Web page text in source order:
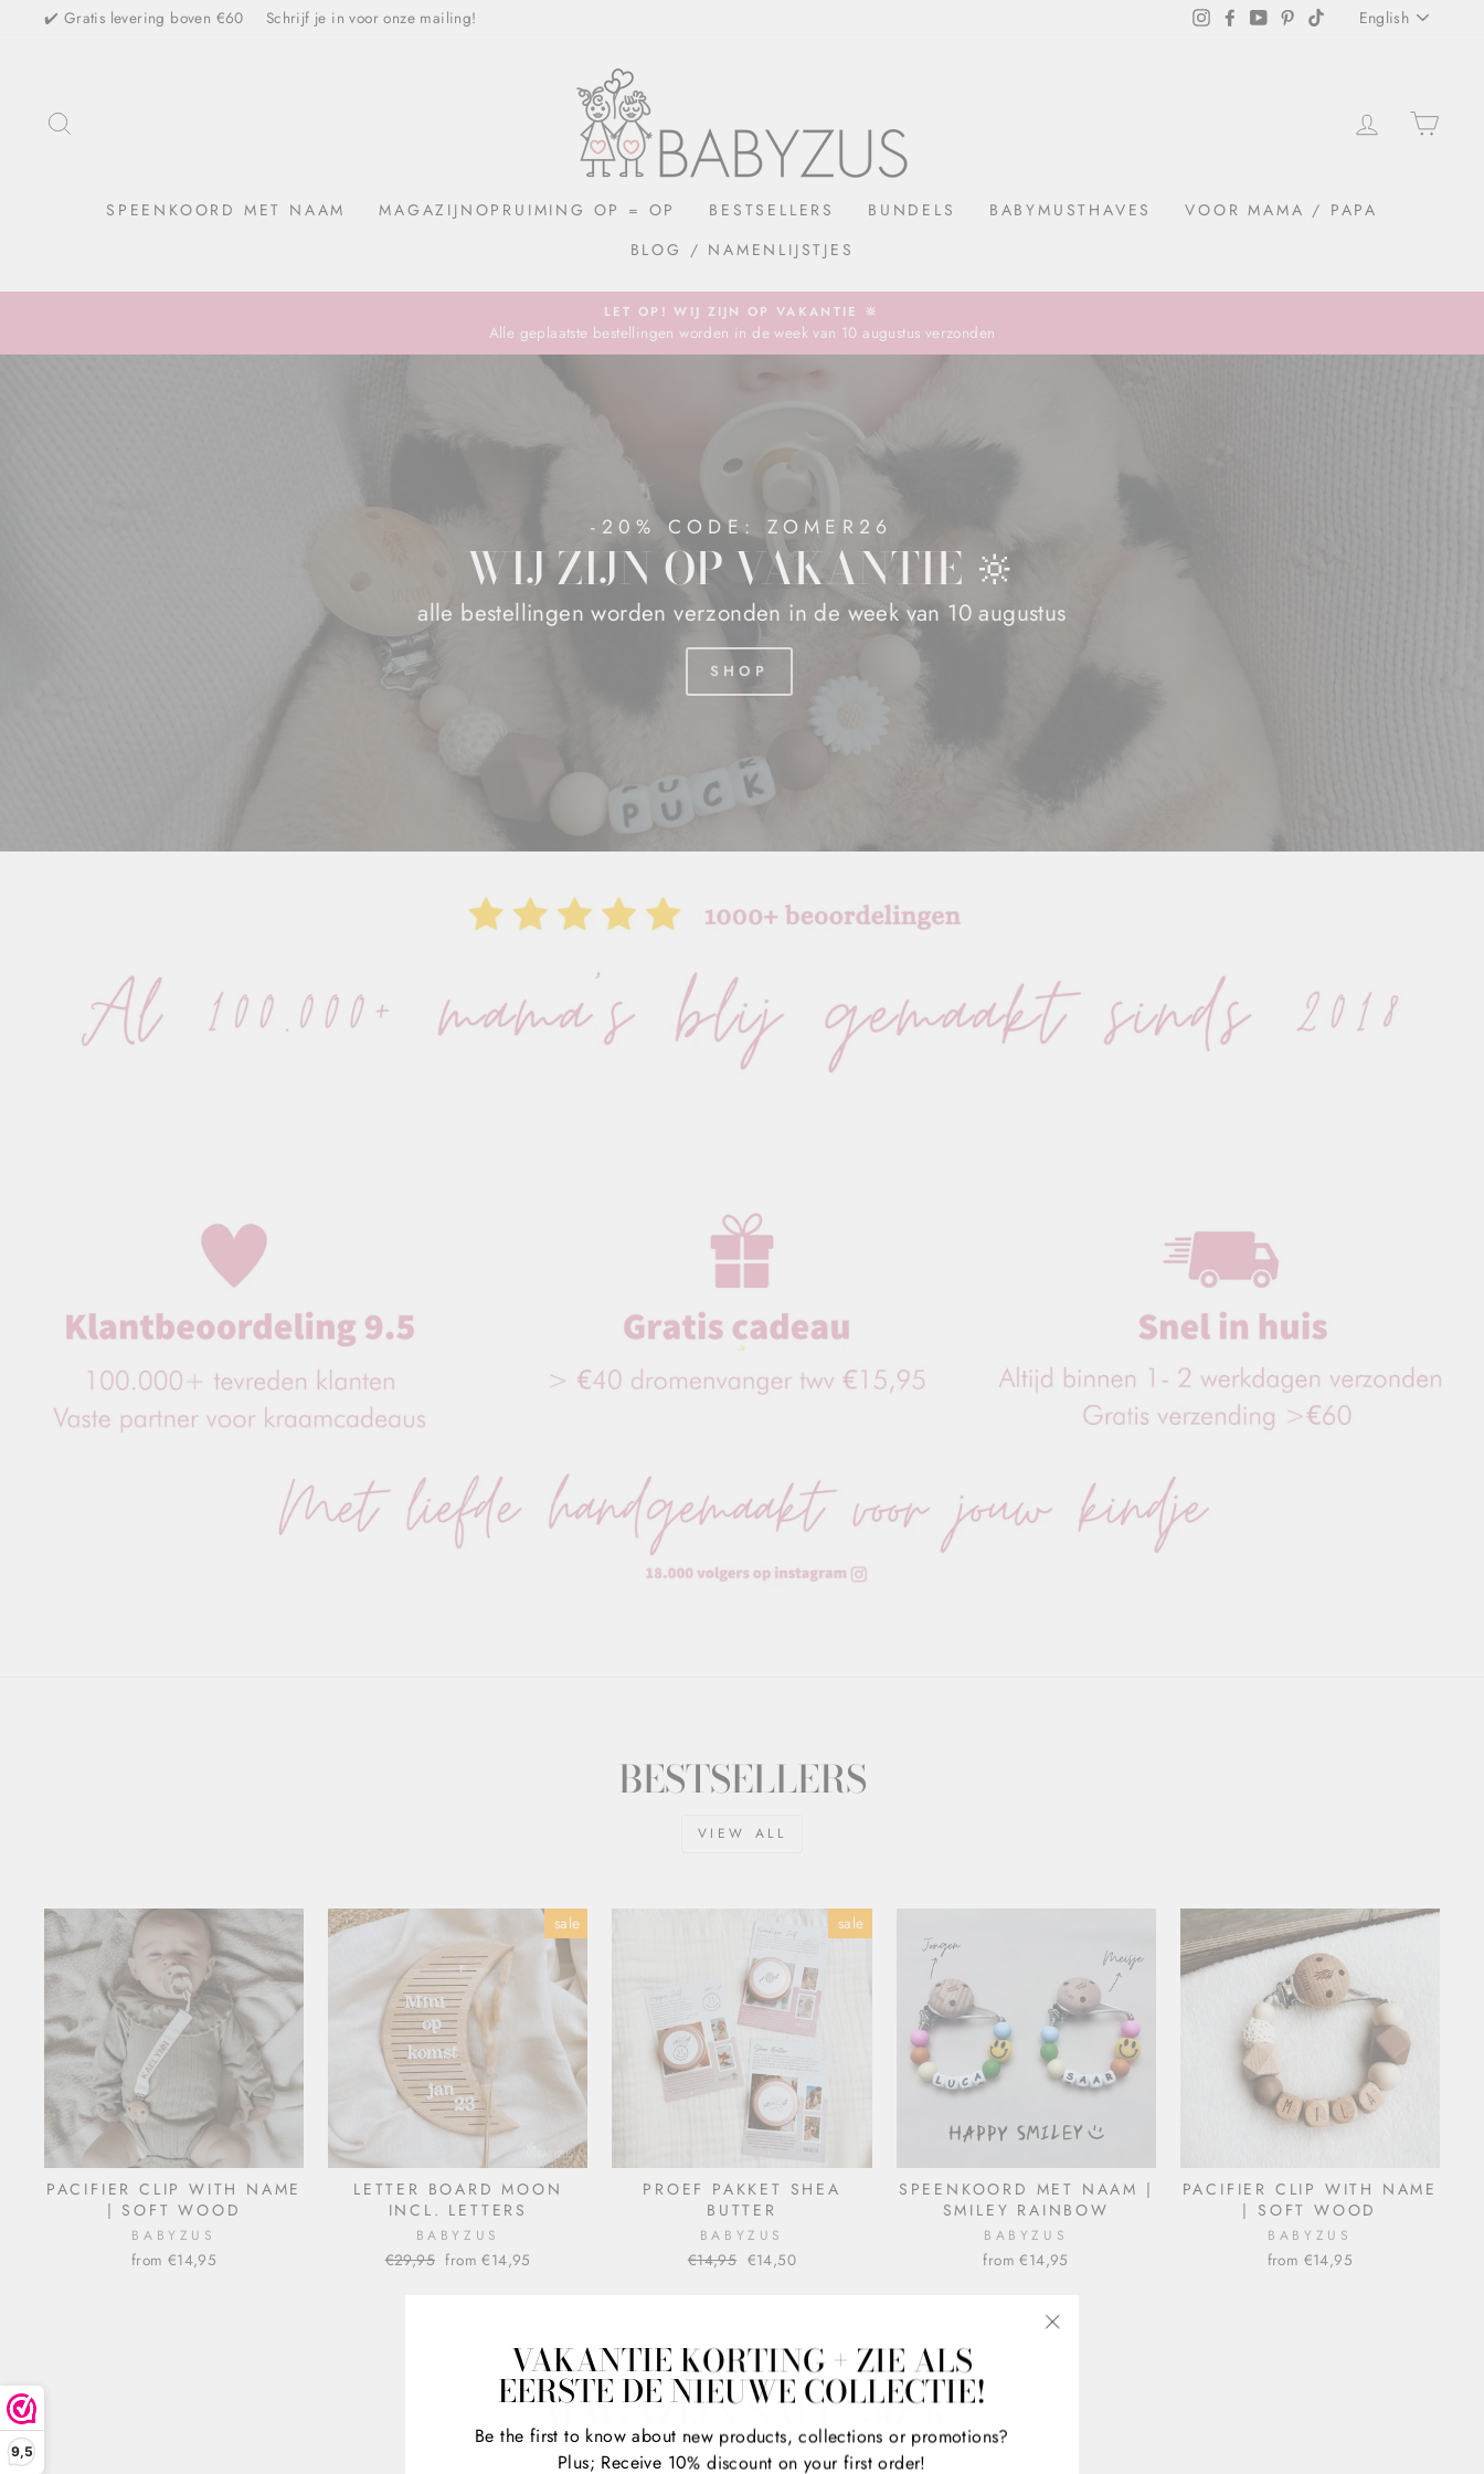
9,5
✔️ Gratis levering boven €60 Schrijf je in voor onze mailing! InstagramFacebook
YouTubePinterestTikTokEnglish
LOGIN
SPEENKOORD MET NAAM MAGAZIJNOPRUIMING OP = OP BESTSELLERS BUNDELS BABYMUSTHAVES
VOOR MAMA / PAPA
BLOG / NAMENLIJSTJES
Pause
slideshow
LET OP! WIJ ZIJN OP VAKANTIE 🔆
Alle geplaatste bestellingen worden in de week van 10 augustus verzonden
-20% CODE: ZOMER26
WIJ ZIJN OP VAKANTIE 🔆
alle bestellingen worden verzonden in de week van 10 augustus
SHOP
BESTSELLERS
VIEW ALL
PACIFIER CLIP WITH NAME
| SOFT WOOD
BABYZUS
from €14,95
sale
LETTER BOARD MOON
INCL. LETTERS
BABYZUS
Normal
€29,95 Sale
from €14,95
sale
PROEF PAKKET SHEA
BUTTER
BABYZUS
Normal
€14,95 Sale
€14,50
SPEENKOORD MET NAAM |
SMILEY RAINBOW
BABYZUS
from €14,95
PACIFIER CLIP WITH NAME
| SOFT WOOD
BABYZUS
from €14,95
MAGAZIJN SALE -50%
VIEW ALL
VAKANTIE KORTING + ZIE ALS
EERSTE DE NIEUWE COLLECTIE!
Be the first to know about new products, collections or promotions?
Plus; Receive 10% discount on your first order!